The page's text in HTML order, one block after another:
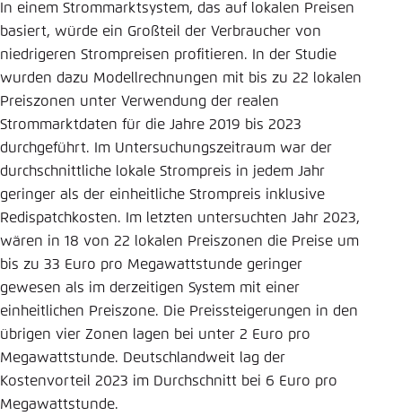
In einem Strommarktsystem, das auf lokalen Preisen
basiert, würde ein Großteil der Verbraucher von
niedrigeren Strompreisen profitieren. In der Studie
wurden dazu Modellrechnungen mit bis zu 22 lokalen
Preiszonen unter Verwendung der realen
Strommarktdaten für die Jahre 2019 bis 2023
durchgeführt. Im Untersuchungszeitraum war der
durchschnittliche lokale Strompreis in jedem Jahr
geringer als der einheitliche Strompreis inklusive
Redispatchkosten. Im letzten untersuchten Jahr 2023,
wären in 18 von 22 lokalen Preiszonen die Preise um
bis zu 33 Euro pro Megawattstunde geringer
gewesen als im derzeitigen System mit einer
einheitlichen Preiszone. Die Preissteigerungen in den
übrigen vier Zonen lagen bei unter 2 Euro pro
Megawattstunde. Deutschlandweit lag der
Kostenvorteil 2023 im Durchschnitt bei 6 Euro pro
Megawattstunde.